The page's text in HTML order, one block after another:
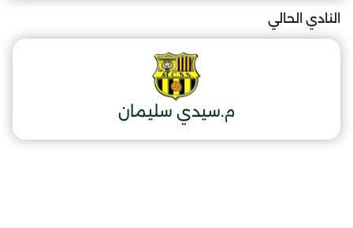
النادي الحالي
م.سيدي سليمان